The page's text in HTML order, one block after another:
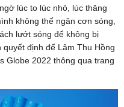
lúc to lúc nhỏ, lúc thăng
không thể ngăn cơn sóng,
lướt sóng để không bị
định để Lâm Thu Hồng
Globe 2022 thông qua trang